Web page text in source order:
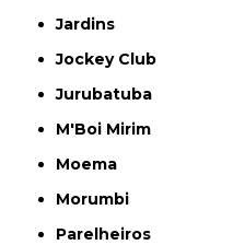
Jardins
Jockey Club
Jurubatuba
M'Boi Mirim
Moema
Morumbi
Parelheiros